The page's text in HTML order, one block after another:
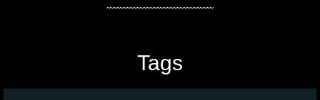
Tags